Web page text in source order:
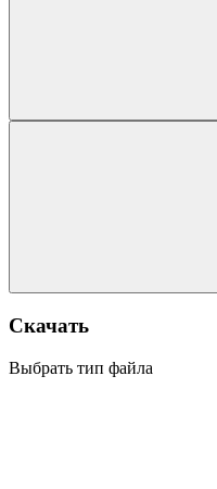
Скачать
Выбрать тип файла